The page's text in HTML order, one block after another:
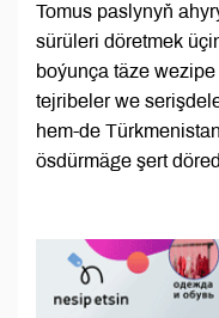
Tomus paslynyň
sürüleri döretmek
boýunça täze
tejribeler we
hem-de
ösdürmäge şert